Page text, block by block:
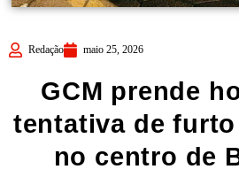
Redação maio 25, 2026
GCM prende
tentativa de
no centro de